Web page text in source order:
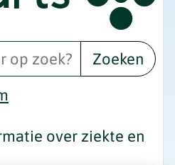
Zoeken
over ziekte en